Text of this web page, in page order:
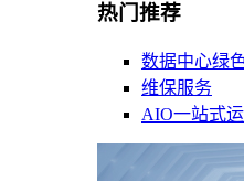
热门推荐
数据中心绿
维保服务
AIO一站式